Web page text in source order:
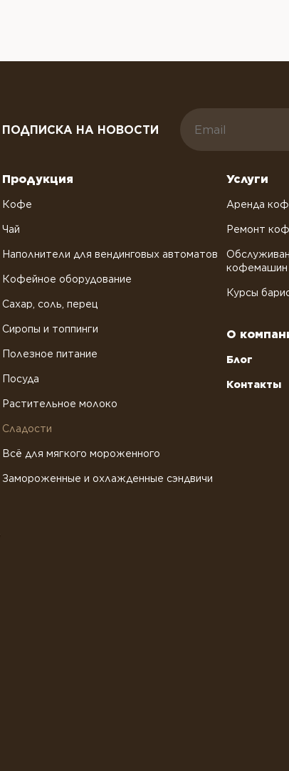
ПОДПИСКА НА НОВОСТИ
Продукция
Кофе
Чай
Наполнители для вендинговых автоматов
Кофейное оборудование
Сахар, соль, перец
Сиропы и топпинги
Полезное питание
Посуда
Растительное молоко
Сладости
Всё для мягкого мороженного
Замороженные и охлажденные сэндвичи
Услуги
Аренда
Ремонт
кофемашин
Курсы
О
Блог
Контакты